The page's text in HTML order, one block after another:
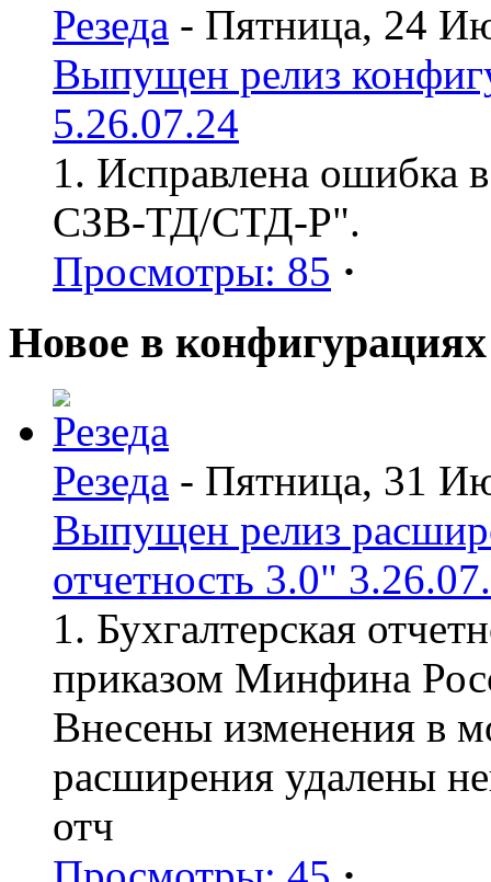
Резеда - Пятница, 24
Выпущен релиз
5.26.07.24
1. Исправлена ошибка
СЗВ-ТД/СТД-Р".
Просмотры: 85 ·
Новое в конфигурациях
Резеда - Пятница, 31
Выпущен релиз
отчетность 3.0"
1. Бухгалтерская
приказом Минфина
Внесены изменения в
расширения удалены
отч